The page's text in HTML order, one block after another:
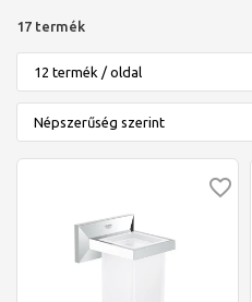
17 termék